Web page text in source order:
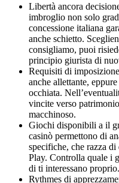
Libertà ancora
imbroglio non solo
concessione italiana
anche schietto.
consigliamo, puoi
principio giurista di
Requisiti di
anche allettante,
occhiata.
vincite verso
macchinoso.
Giochi disponibili a il
casinò permettono di
specifiche, che razza
Play. Controlla quale i
di ti interessano proprio.
Rythmes di